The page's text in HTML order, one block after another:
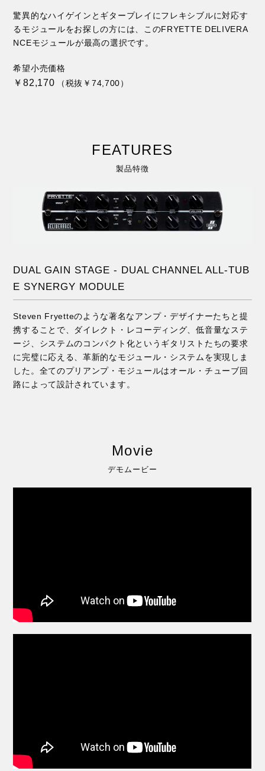
驚異的なハイゲインとギタープレイにフレキシブルに対応す
るモジュールをお探しの方には、このFRYETTE DELIVERA
NCEモジュールが最高の選択です。
希望小売価格
￥82,170 （税抜￥74,700）
FEATURES
製品特徴
DUAL GAIN STAGE - DUAL CHANNEL ALL-TUB
E SYNERGY MODULE
Steven Fryetteのような著名なアンプ・デザイナーたちと提
携することで、ダイレクト・レコーディング、低音量なステ
ージ、システムのコンパクト化というギタリストたちの要求
に完璧に応える、革新的なモジュール・システムを実現しま
した。全てのプリアンプ・モジュールはオール・チューブ回
路によって設計されています。
Movie
デモムービー